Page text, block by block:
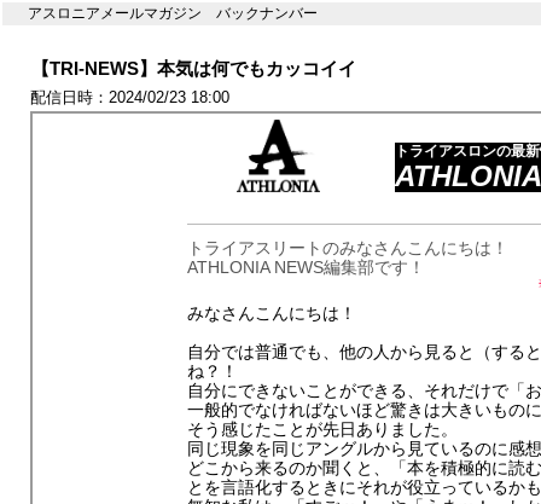
アスロニアメールマガジン バックナンバー
【TRI-NEWS】本気は何でもカッコイイ
配信日時：2024/02/23 18:00